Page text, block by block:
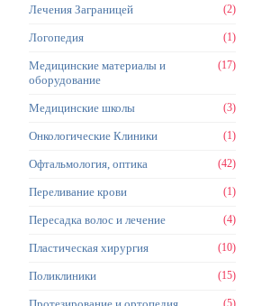
Лечения Заграницей (2)
Логопедия (1)
Медицинские материалы и
оборудование
(17)
Медицинские школы (3)
Онкологические Клиники (1)
Офтальмология, оптика (42)
Переливание крови (1)
Пересадка волос и лечение (4)
Пластическая хирургия (10)
Поликлиники (15)
(5)